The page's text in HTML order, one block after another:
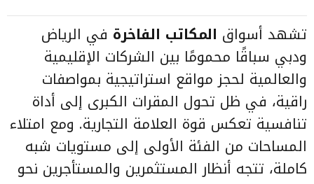
تشهد أسواق المكاتب الفاخرة في الرياض
ودبي سباقًا محمومًا بين الشركات الإقليمية
والعالمية لحجز مواقع استراتيجية بمواصفات
راقية، في ظل تحول المقرات الكبرى إلى أداة
تنافسية تعكس قوة العلامة التجارية. ومع امتلاء
المساحات من الفئة الأولى إلى مستويات شبه
كاملة، تتجه أنظار المستثمرين والمستأجرين نحو